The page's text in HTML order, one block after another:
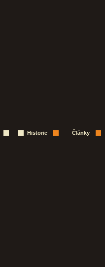
Historie
Články